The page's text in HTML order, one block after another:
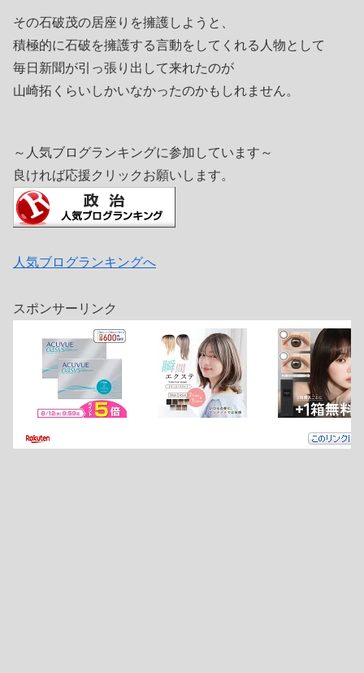
その石破茂の居座りを擁護しようと、
積極的に石破を擁護する言動をしてくれる人物として
毎日新聞が引っ張り出して来れたのが
山崎拓くらいしかいなかったのかもしれません。
～人気ブログランキングに参加しています～
良ければ応援クリックお願いします。
人気ブログランキングへ
スポンサーリンク